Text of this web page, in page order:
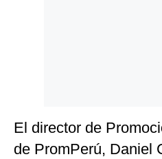
El director de
de PromPerú, Daniel